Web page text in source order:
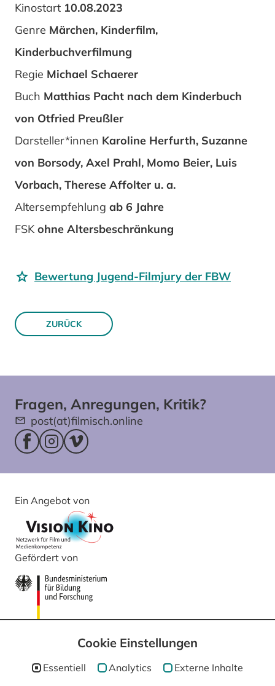
Kinostart 10.08.2023
Genre Märchen, Kinderfilm,
Kinderbuchverfilmung
Regie Michael Schaerer
Buch Matthias Pacht nach dem Kinderbuch
von Otfried Preußler
Darsteller*innen Karoline Herfurth, Suzanne
von Borsody, Axel Prahl, Momo Beier, Luis
Vorbach, Therese Affolter u. a.
Altersempfehlung ab 6 Jahre
FSK ohne Altersbeschränkung
Bewertung Jugend-Filmjury der FBW
ZURÜCK
Fragen, Anregungen, Kritik?
post(at)filmisch.online
Facebookseite (öffnet im neuen Fenster)
Instagram (öffnet im neuen Fenster)
Vimeo (öffnet im neuen Fenster)
Ein Angebot von
Gefördert von
Cookie Einstellungen
Essentiell Analytics Externe Inhalte